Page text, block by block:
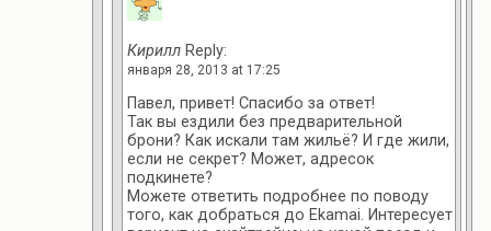
Кирилл Reply:
января 28, 2013 at 17:25
Павел, привет! Спасибо за ответ!
Так вы ездили без предварительной
брони? Как искали там жильё? И где жили,
если не секрет? Может, адресок
подкинете?
Можете ответить подробнее по поводу
того, как добраться до Ekamai. Интересует